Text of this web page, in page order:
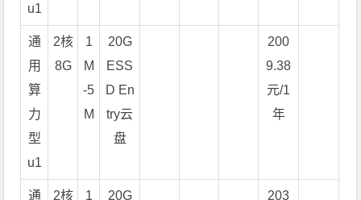
u1
通
用
算
力
型
u1
2核
8G
1
M
-5
M
20G
ESS
D En
try云
盘
200
9.38
元/1
年
通 2核 1 20G 203